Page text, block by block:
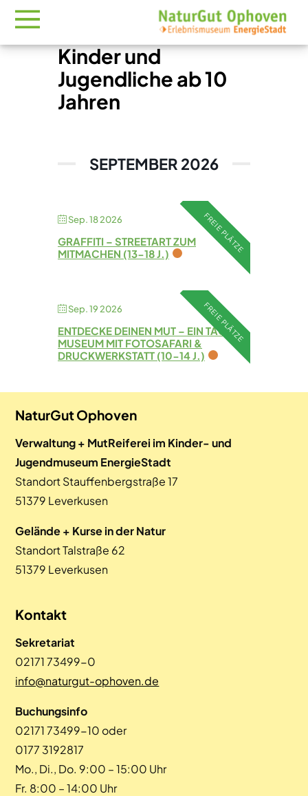
Kinder und
Jugendliche ab 10
Jahren
SEPTEMBER 2026
Sep. 18 2026 FREIE PLÄTZE
GRAFFITI – STREETART ZUM
MITMACHEN (13-18 J.)
Sep. 19 2026 FREIE PLÄTZE
ENTDECKE DEINEN MUT – EIN TAG IM
MUSEUM MIT FOTOSAFARI &
DRUCKWERKSTATT (10-14 J.)
NaturGut Ophoven
Verwaltung + MutReiferei im Kinder- und
Jugendmuseum EnergieStadt
Standort Stauffenbergstraße 17
51379 Leverkusen
Gelände + Kurse in der Natur
Standort Talstraße 62
51379 Leverkusen
Kontakt
Sekretariat
02171 73499-0
info@naturgut-ophoven.de
Buchungsinfo
02171 73499-10 oder
0177 3192817
Mo., Di., Do. 9:00 – 15:00 Uhr
Fr. 8:00 – 14:00 Uhr